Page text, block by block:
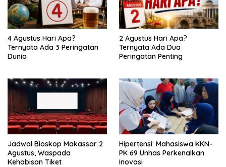
4 Agustus Hari Apa?
Ternyata Ada 3 Peringatan
Dunia
2 Agustus Hari Apa?
Ternyata Ada Dua
Peringatan Penting
Jadwal Bioskop Makassar 2
Agustus, Waspada
Kehabisan Tiket
Hipertensi: Mahasiswa KKN-
PK 69 Unhas Perkenalkan
Inovasi